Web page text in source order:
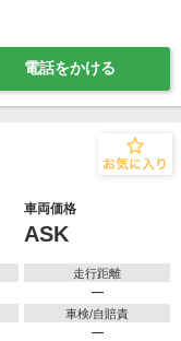
電話をかける
車両価格
ASK
走行距離
―
車検/自賠責
―